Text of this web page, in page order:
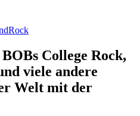
Rock
College Rock,
viele andere
Welt mit der